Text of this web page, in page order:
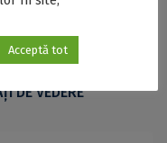
DE VEDERE
Acceptă tot